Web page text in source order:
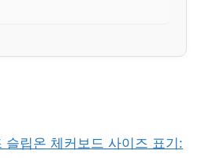
슬립온 체커보드 사이즈 표기: